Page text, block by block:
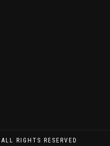
, ALL RIGHTS RESERVED